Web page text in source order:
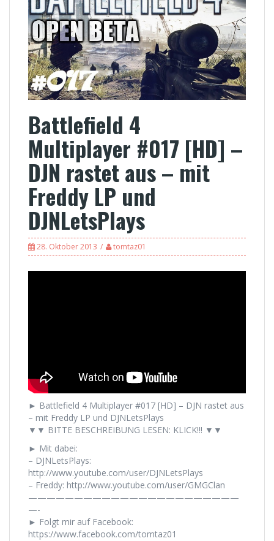
Battlefield 4
Multiplayer #017 [HD] –
DJN rastet aus – mit
Freddy LP und
DJNLetsPlays
28. Oktober 2013 tomtaz01
► Battlefield 4 Multiplayer #017 [HD] – DJN rastet aus
– mit Freddy LP und DJNLetsPlays
▼▼ BITTE BESCHREIBUNG LESEN: KLICK!!! ▼▼
► Mit dabei:
– DJNLetsPlays:
http://www.youtube.com/user/DJNLetsPlays
– Freddy: http://www.youtube.com/user/GMGClan
———————————————————————
—-
► Folgt mir auf Facebook:
https://www.facebook.com/tomtaz01